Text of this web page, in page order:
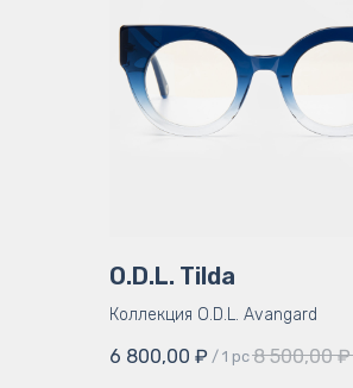
O.D.L. Tilda
Коллекция O.D.L. Avangard
6 800,00 ₽ / 1 pc 8 500,00 ₽